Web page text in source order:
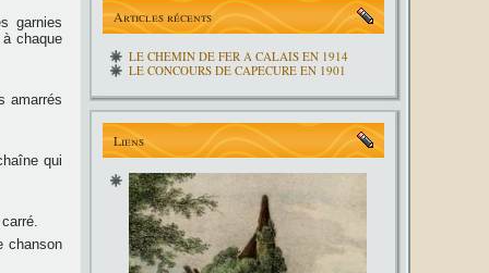
garnies
chaque
amarrés
qui
chanson
Articles récents
LE CHEMIN DE FER A CALAIS EN 1914
LE CONCOURS DE CAPECURE EN 1901
Liens